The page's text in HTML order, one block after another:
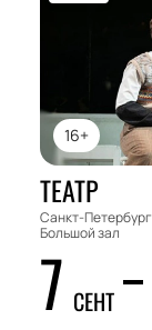
16+
ТЕАТР
Санкт-Петербург
Большой зал
7 СЕНТ